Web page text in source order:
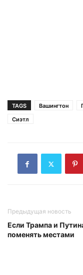
TAGS Вашингтон
Сиэтл
Предыдущая новость
Если Трампа и
поменять местами